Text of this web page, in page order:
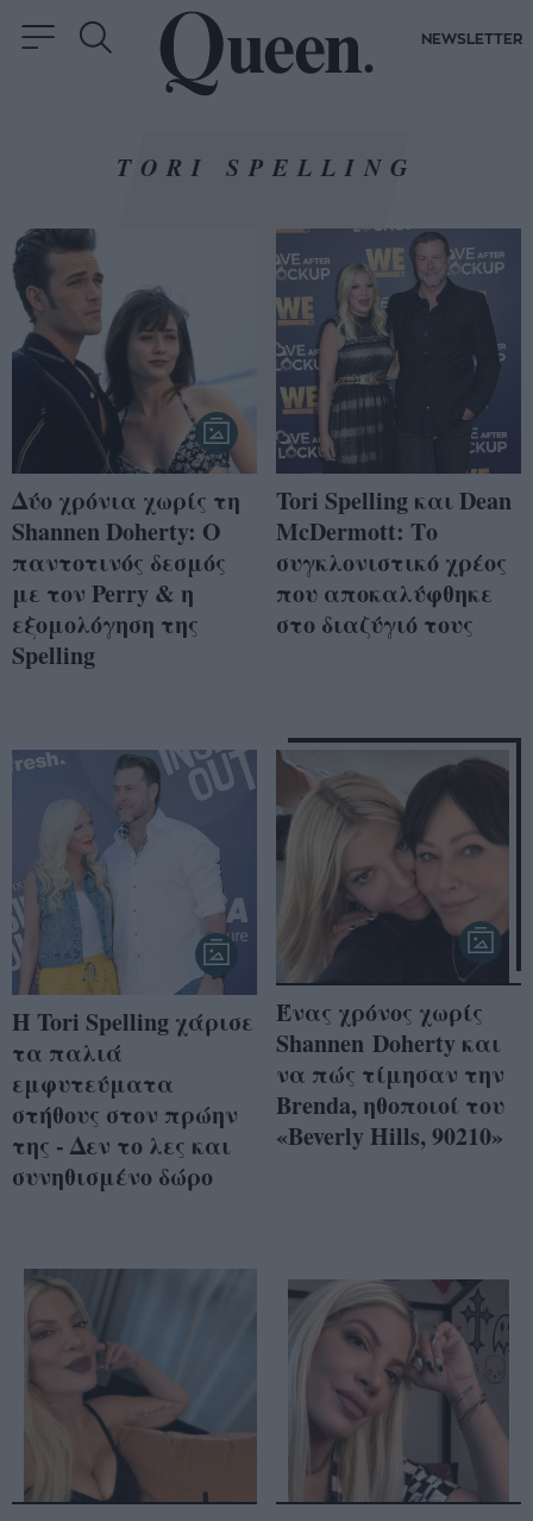
NEWSLETTER
TORI SPELLING
Δύο χρόνια χωρίς τη
Shannen Doherty: Ο
παντοτινός δεσμός
με τον Perry & η
εξομολόγηση της
Spelling
Tori Spelling και Dean
McDermott: Το
συγκλονιστικό χρέος
που αποκαλύφθηκε
στο διαζύγιό τους
Η Tori Spelling χάρισε
τα παλιά
εμφυτεύματα
στήθους στον πρώην
της - Δεν το λες και
συνηθισμένο δώρο
Ένας χρόνος χωρίς
Shannen Doherty και
να πώς τίμησαν την
Brenda, ηθοποιοί του
«Beverly Hills, 90210»